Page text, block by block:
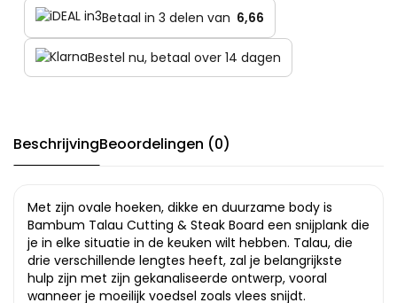
Betaal in 3 delen van 6,66
Bestel nu, betaal over 14 dagen
BeschrijvingBeoordelingen (0)
Met zijn ovale hoeken, dikke en duurzame body is
Bambum Talau Cutting & Steak Board een snijplank die
je in elke situatie in de keuken wilt hebben. Talau, die
drie verschillende lengtes heeft, zal je belangrijkste
hulp zijn met zijn gekanaliseerde ontwerp, vooral
wanneer je moeilijk voedsel zoals vlees snijdt.